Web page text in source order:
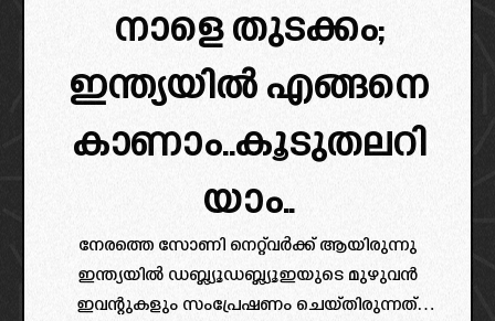
നാളെ തുടക്കം;
ഇന്ത്യയിൽ എങ്ങനെ
കാണാം..കൂടുതലറി
യാം..
നേരത്തെ സോണി നെറ്റ്‌വർക്ക് ആയിരുന്നു
ഇന്ത്യയിൽ ഡബ്ല്യൂഡബ്ല്യൂഇയുടെ മുഴുവൻ
ഇവന്റുകളും സംപ്രേഷണം ചെയ്തിരുന്നത്.